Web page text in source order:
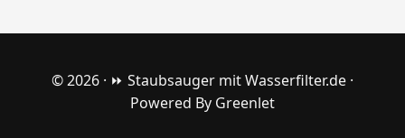
© 2026 · ⏩ Staubsauger mit Wasserfilter.de ·
Powered By Greenlet